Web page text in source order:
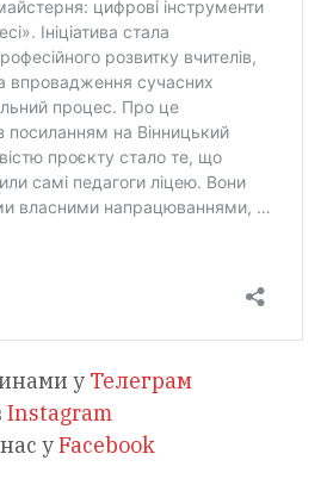
у Телеграм
Instagram
уFacebook